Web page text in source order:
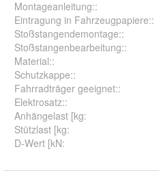
Montageanleitung::
Eintragung in Fahrzeugpapiere::
Stoßstangendemontage::
Stoßstangenbearbeitung::
Material::
Schutzkappe::
Fahrradträger geeignet::
Elektrosatz::
Anhängelast [kg:
Stützlast [kg:
D-Wert [kN: